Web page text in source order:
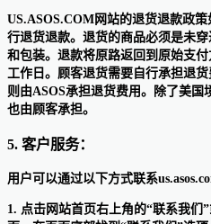
US.ASOS.COM网站的退货退款政
行退货退款。退货的商品必须是未
和包装。退款将原路返回到原始支
工作日。顾客退货需要自行承担退
则由ASOS承担退货费用。除了美国
也由顾客承担。
5. 客户服务：
用户可以通过以下方式联系
1. 点击网站首页右上角的“联系我们